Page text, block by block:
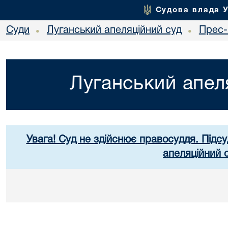
Судова влада
Суди • Луганський апеляційний суд •
Луганський
Увага! Суд не здійснює правосуддя.
апеляційний